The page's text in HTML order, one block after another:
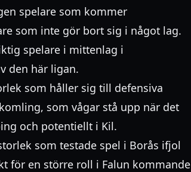
spelare som kommer
som inte gör bort sig i något lag.
spelare i mittenlag i
den här ligan.
som håller sig till defensiva
som vågar stå upp när det
och potentiellt i Kil.
som testade spel i Borås ifjol
för en större roll i Falun kommande